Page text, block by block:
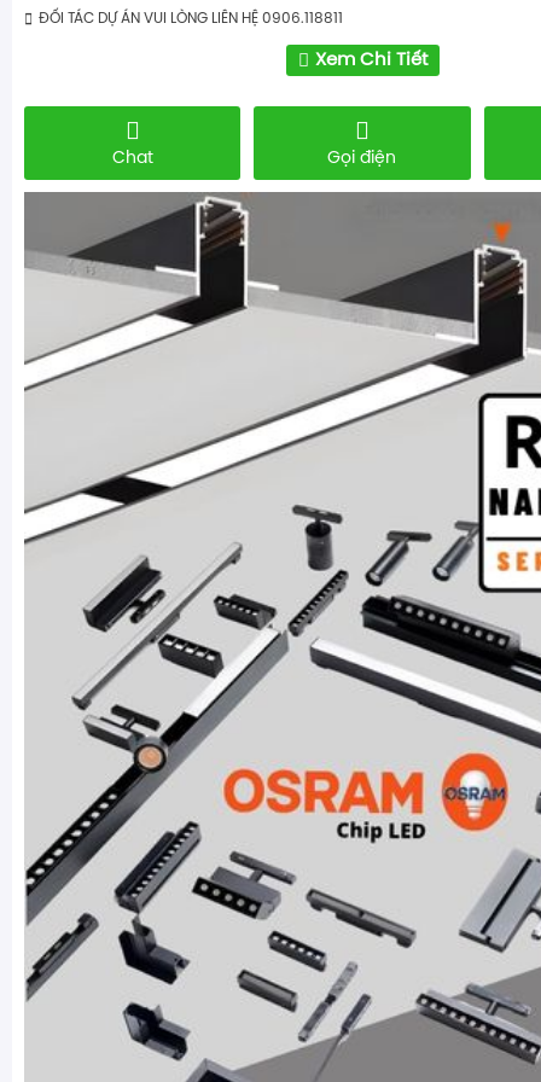
ĐỐI TÁC DỰ ÁN VUI LÒNG LIÊN HỆ 0906.118811
Xem Chi Tiết
Chat Gọi điện